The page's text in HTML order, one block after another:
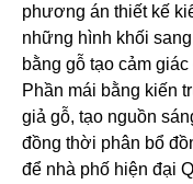
phương án thiết kế
những hình khối
bằng gỗ tạo cảm
Phần mái bằng kiến
giả gỗ, tạo nguồn
đồng thời phân bổ
để nhà phố hiện đại